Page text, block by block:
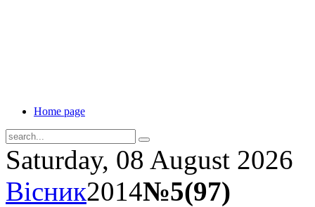
Home page
Saturday, 08 August 2026
Вісник2014№5(97)